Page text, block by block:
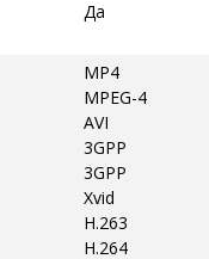
Да
MP4
MPEG-4
AVI
3GPP
3GPP
Xvid
H.263
H.264